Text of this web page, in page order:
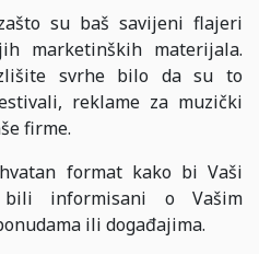
su baš savijeni flajeri
marketinških materijala.
svrhe bilo da su to
reklame za muzički
firme.
format kako bi Vaši
informisani o Vašim
ili događajima.